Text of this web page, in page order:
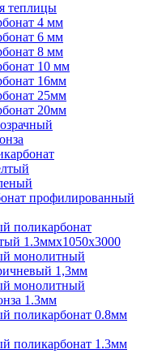
теплицы
4 мм
6 мм
8 мм
10 мм
16мм
25мм
20мм
профилированный
поликарбонат
1.3ммх1050х3000
монолитный
1,3мм
монолитный
1.3мм
поликарбонат 0.8мм
поликарбонат 1.3мм